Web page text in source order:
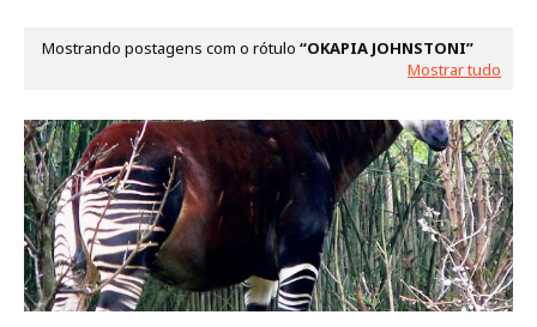
Mostrando postagens com o rótulo
OKAPIA JOHNSTONI
Mostrar tudo